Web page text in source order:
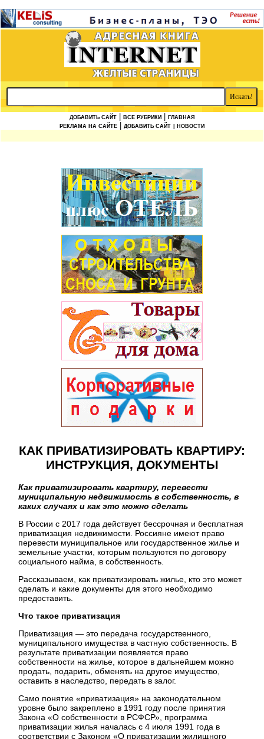
ДОБАВИТЬ САЙТ ВСЕ РУБРИКИ
ГЛАВНАЯ
РЕКЛАМА НА САЙТЕ
ДОБАВИТЬ САЙТ | НОВОСТИ
КАК ПРИВАТИЗИРОВАТЬ КВАРТИРУ:
ИНСТРУКЦИЯ, ДОКУМЕНТЫ
Как приватизировать квартиру, перевести
муниципальную недвижимость в собственность, в
каких случаях и как это можно сделать
В России с 2017 года действует бессрочная и бесплатная
приватизация недвижимости. Россияне имеют право
перевести муниципальное или государственное жилье и
земельные участки, которым пользуются по договору
социального найма, в собственность.
Рассказываем, как приватизировать жилье, кто это может
сделать и какие документы для этого необходимо
предоставить.
Что такое приватизация
Приватизация — это передача государственного,
муниципального имущества в частную собственность. В
результате приватизации появляется право
собственности на жилье, которое в дальнейшем можно
продать, подарить, обменять на другое имущество,
оставить в наследство, передать в залог.
Само понятие «приватизация» на законодательном
уровне было закреплено в 1991 году после принятия
Закона «О собственности в РСФСР», программа
приватизации жилья началась с 4 июля 1991 года в
соответствии с Законом «О приватизации жилищного